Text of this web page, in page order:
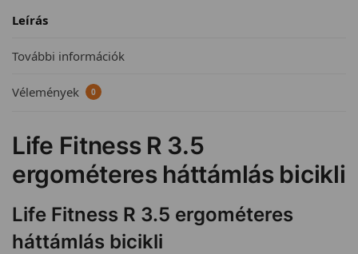
Leírás
További információk
Vélemények 0
Life Fitness R 3.5
ergométeres háttámlás bicikli
Life Fitness R 3.5 ergométeres
háttámlás bicikli